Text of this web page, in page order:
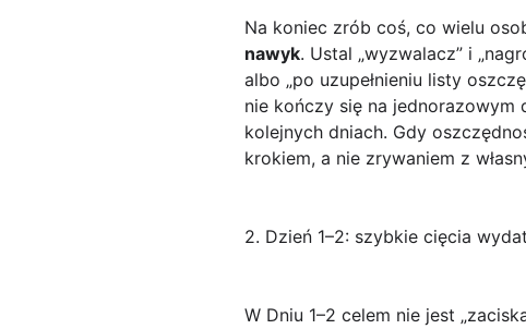
Na koniec zrób coś, co wielu
nawyk. Ustal „wyzwalacz” i
albo „po uzupełnieniu listy
nie kończy się na
kolejnych dniach. Gdy
krokiem, a nie zrywaniem z
2. Dzień 1–2: szybkie cięcia
W Dniu 1–2 celem nie jest